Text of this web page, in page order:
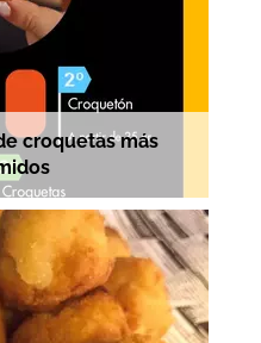
croquetas más